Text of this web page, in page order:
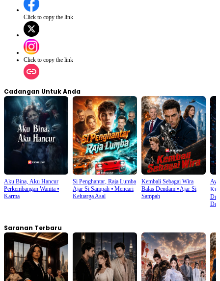
Click to copy the link
Click to copy the link
Cadangan Untuk Anda
Aku Bina, Aku Hancur
Perkembangan Wanita ⦁
Karma
Si Penghantar, Raja Lumba
Ajar Si Sampah⦁ Mencari
Keluarga Asal
Kembali Sebagai Wira
Balas Dendam⦁Ajar Si
Sampah
Saranan Terbaru